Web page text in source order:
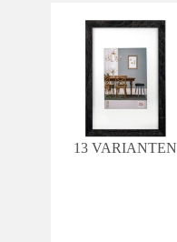
13 VARIANTEN